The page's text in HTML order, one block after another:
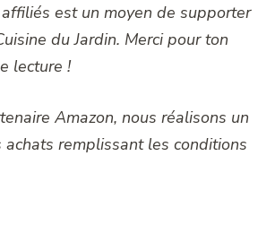
est un moyen de supporter
du Jardin. Merci pour ton
lecture !
Amazon, nous réalisons un
remplissant les conditions